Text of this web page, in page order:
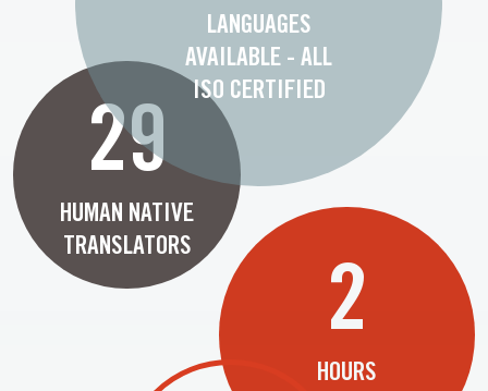
29
HUMAN NATIVE
TRANSLATORS
2
HOURS
LANGUAGES
AVAILABLE - ALL
ISO CERTIFIED